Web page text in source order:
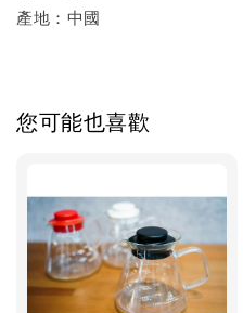
產地：中國
您可能也喜歡